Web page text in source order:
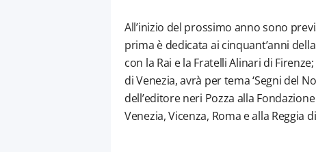
All’inizio del prossimo anno sono
prima è dedicata ai cinquant’anni
con la Rai e la Fratelli Alinari di
di Venezia, avrà per tema ‘Segni del
dell’editore neri Pozza alla
Venezia, Vicenza, Roma e alla Reggia